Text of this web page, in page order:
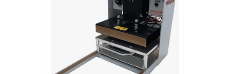
cliente.Existem muitas formas diferentes de demonstrar
conhecimento e autoridade em sua área de atuação.
Por que a Berteck Máquinas Industriais é a escolha
certa quando o assunto for rebobinador: Comprometida
com os serviços; Responsável; Altamente qualificada;
Inovadora; Segura. EFICIÊNCIA E QUALIDADE